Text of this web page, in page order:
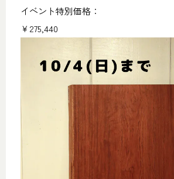
イベント特別価格：
￥275,440